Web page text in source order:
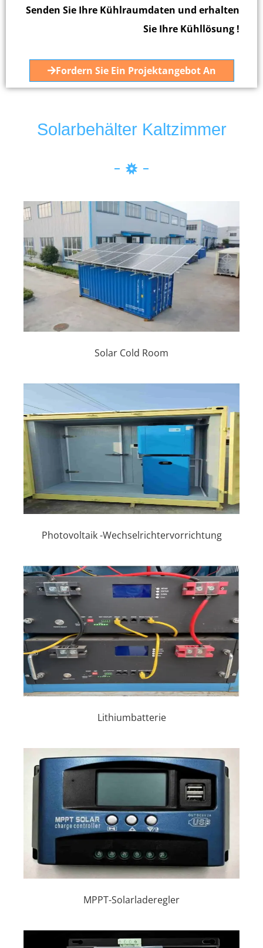
Senden Sie Ihre Kühlraumdaten und erhalten
Sie Ihre Kühllösung !
Fordern Sie Ein Projektangebot An
Solarbehälter Kaltzimmer
Solar Cold Room
Photovoltaik -Wechselrichtervorrichtung
Lithiumbatterie
MPPT-Solarladeregler